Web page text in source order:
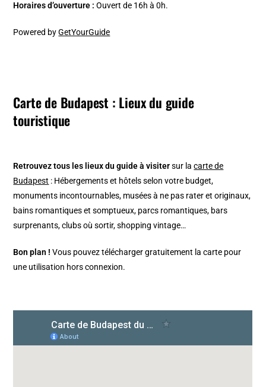
Horaires d’ouverture : Ouvert de 16h à 0h.
Powered byGetYourGuide
Carte de Budapest : Lieux du guide
touristique
Retrouvez tous les lieux du guide à visitersur lacarte de
Budapest : Hébergements et hôtels selon votre budget,
monuments incontournables, musées à ne pas rater et originaux,
bains romantiques et somptueux, parcs romantiques, bars
surprenants, clubs où sortir, shopping vintage…
Bon plan ! Vous pouvez télécharger gratuitement la carte pour
une utilisation hors connexion.